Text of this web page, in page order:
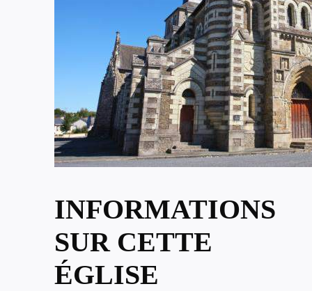
INFORMATIONS
SUR CETTE
ÉGLISE